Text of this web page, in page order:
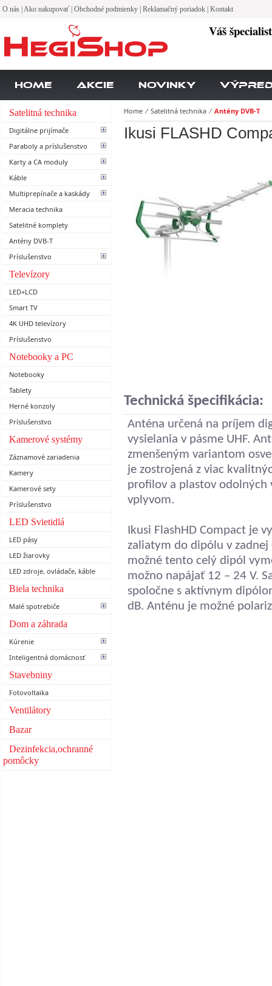
O nás Ako nakupovať Obchodné podmienky Reklamačný poriadok Kontakt
Váš
Home Akcie Novinky
Satelitná technika
Digitálne prijímače
Paraboly a príslušenstvo
Karty a CA moduly
Káble
Multiprepínače a kaskády
Meracia technika
Satelitné komplety
Antény DVB-T
Príslušenstvo
Televízory
LED+LCD
Smart TV
4K UHD televízory
Príslušenstvo
Notebooky a PC
Notebooky
Tablety
Herné konzoly
Príslušenstvo
Kamerové systémy
Záznamové zariadenia
Kamery
Kamerové sety
Príslušenstvo
LED Svietidlá
LED pásy
LED žiarovky
LED zdroje, ovládače, káble
Biela technika
Malé spotrebiče
Dom a záhrada
Kúrenie
Inteligentná domácnosť
Stavebniny
Fotovoltaika
Ventilátory
Bazar
Dezinfekcia,ochranné
pomôcky
Home ⁄ Satelitná technika ⁄ Antény DVB-T
Ikusi FLASHD
Technická špecifikácia:
Anténa určená na príjem
vysielania v pásme UHF.
zmenšeným variantom
je zostrojená z viac
profilov a plastov odolných
vplyvom.
Ikusi FlashHD Compact je
zaliatym do dipólu v
možné tento celý dipól
možno napájať 12 – 24 V.
spoločne s aktívnym
dB. Anténu je možné